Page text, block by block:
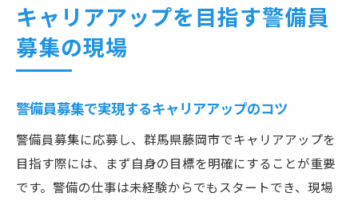
キャリアアップを目指す警備員
募集の現場
警備員募集で実現するキャリアアップのコツ
警備員募集に応募し、群馬県藤岡市でキャリアアップを
目指す際には、まず自身の目標を明確にすることが重要
です。警備の仕事は未経験からでもスタートでき、現場